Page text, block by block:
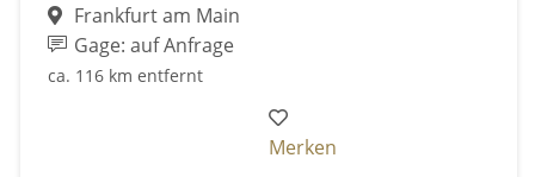
Frankfurt am Main
Gage: auf Anfrage
ca. 116 km entfernt
Merken